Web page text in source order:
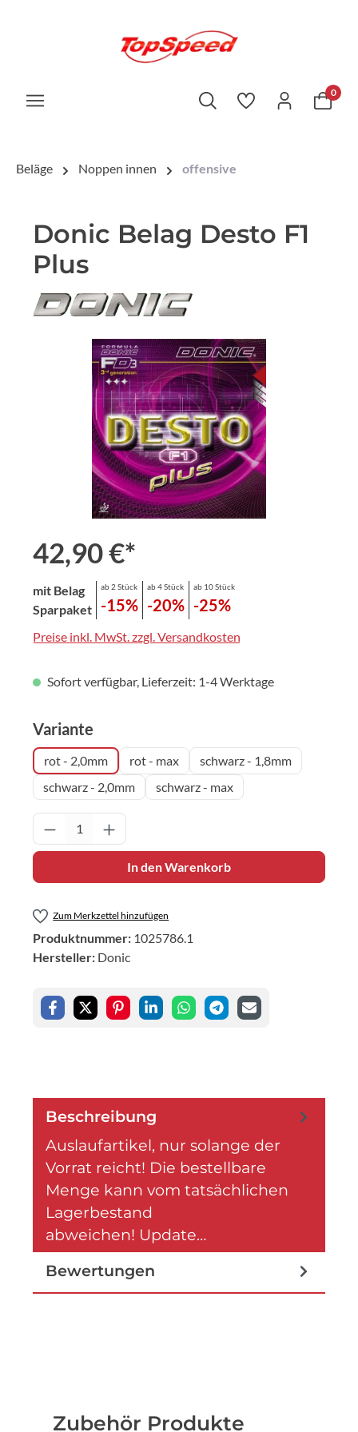
0
Beläge Noppen innen offensive
Donic Belag Desto F1
Plus
Bildergalerie überspringen
42,90 €*
mit Belag
Sparpaket
ab 2 Stück
-15%
ab 4 Stück
-20%
ab 10 Stück
-25%
Preise inkl. MwSt. zzgl. Versandkosten
Sofort verfügbar, Lieferzeit: 1-4 Werktage
Variante
rot - 2,0mm rot - max
schwarz - 1,8mm
schwarz - 2,0mm
schwarz - max
Produkt Anzahl: Gib den gewünschten
In den Warenkorb
Zum Merkzettel hinzufügen
Produktnummer: 1025786.1
Hersteller: Donic
Beschreibung
Auslaufartikel, nur solange der
Vorrat reicht! Die bestellbare
Menge kann vom tatsächlichen
Lagerbestand
abweichen! Update…
Bewertungen
Produktgalerie überspringen
Zubehör Produkte